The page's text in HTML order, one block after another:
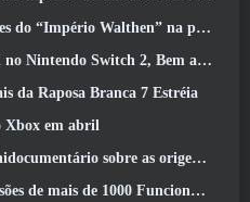
na próxima grande atualização do RAVEN2
a tempo para o lançamento do Shadowgrapher
da Raposa Branca 7 Estréia
Xbox em abril
da Federação para comemorar o 16º aniversário
Citando “Desaceleração no Engajamento Fortnite”